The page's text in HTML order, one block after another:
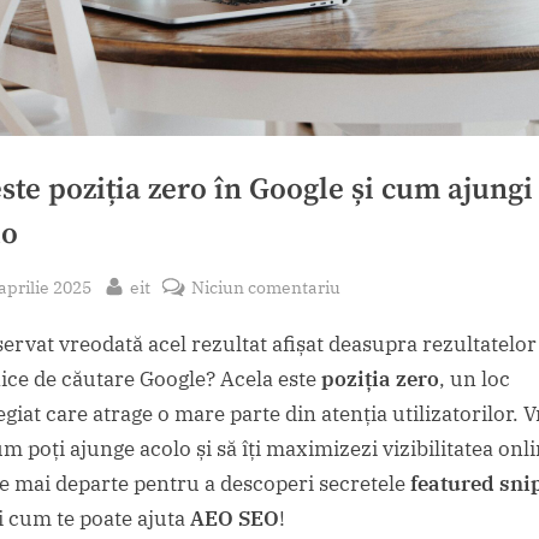
poziția zero în Google și cum ajungi
2025 By
eit Niciun comentariu
este
poziția
zero
și
vreodată acel rezultat afișat deasupra rezultatelor
de căutare Google? Acela estepoziția zero, un loc
care atrage o mare parte din atenția utilizatorilor.
poți ajunge acolo și să îți maximizezi vizibilitatea
mai departe pentru a descoperi secretelefeatured
cum te poate ajutaAEO SEO!